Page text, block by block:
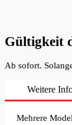
Gültigkeit
Ab sofort.
Weitere
Mehrere